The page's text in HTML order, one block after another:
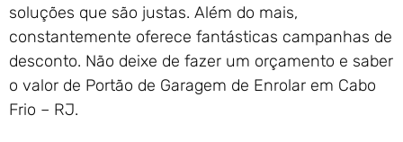
soluções que são justas. Além do mais,
constantemente oferece fantásticas campanhas de
desconto. Não deixe de fazer um orçamento e saber
o valor de Portão de Garagem de Enrolar em Cabo
Frio – RJ.